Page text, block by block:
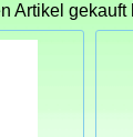
Artikel gekauft